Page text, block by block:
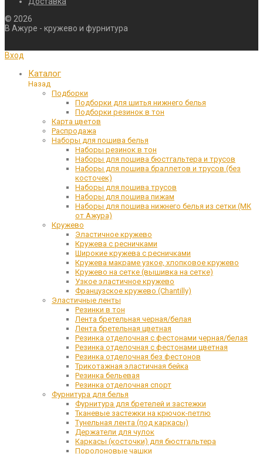
© 2026
В Ажуре - кружево и фурнитура
Вход
Каталог
Назад
Подборки
Подборки для шитья нижнего белья
Подборки резинок в тон
Карта цветов
Распродажа
Наборы для пошива белья
Наборы резинок в тон
Наборы для пошива бюстгальтера и трусов
Наборы для пошива браллетов и трусов (без
косточек)
Наборы для пошива трусов
Наборы для пошива пижам
Наборы для пошива нижнего белья из сетки (МК
от Ажура)
Кружево
Эластичное кружево
Кружева с ресничками
Широкие кружева с ресничками
Кружева макраме узкое, хлопковое кружево
Кружево на сетке (вышивка на сетке)
Узкое эластичное кружево
Французское кружево (Chantilly)
Эластичные ленты
Резинки в тон
Лента бретельная черная/белая
Лента бретельная цветная
Резинка отделочная с фестонами черная/белая
Резинка отделочная с фестонами цветная
Резинка отделочная без фестонов
Трикотажная эластичная бейка
Резинка бельевая
Резинка отделочная спорт
Фурнитура для белья
Фурнитура для бретелей и застежки
Тканевые застежки на крючок-петлю
Тунельная лента (под каркасы)
Держатели для чулок
Каркасы (косточки) для бюстгальтера
Поролоновые чашки